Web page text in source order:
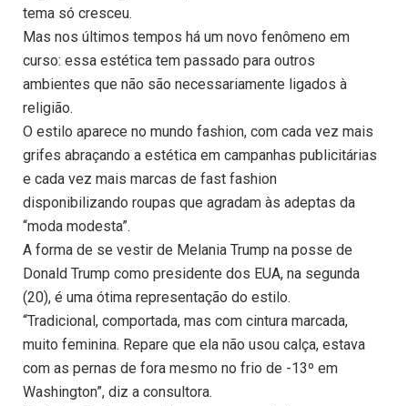
tema só cresceu.
Mas nos últimos tempos há um novo fenômeno em
curso: essa estética tem passado para outros
ambientes que não são necessariamente ligados à
religião.
O estilo aparece no mundo fashion, com cada vez mais
grifes abraçando a estética em campanhas publicitárias
e cada vez mais marcas de fast fashion
disponibilizando roupas que agradam às adeptas da
“moda modesta”.
A forma de se vestir de Melania Trump na posse de
Donald Trump como presidente dos EUA, na segunda
(20), é uma ótima representação do estilo.
“Tradicional, comportada, mas com cintura marcada,
muito feminina. Repare que ela não usou calça, estava
com as pernas de fora mesmo no frio de -13º em
Washington”, diz a consultora.